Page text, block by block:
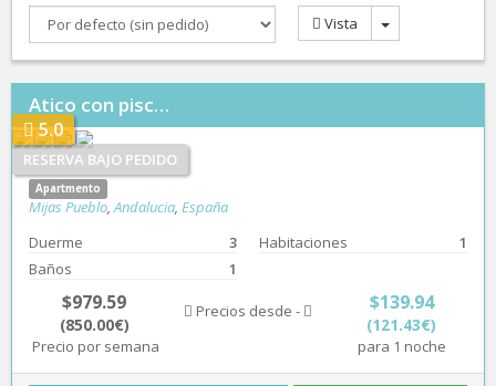
Vista
Atico con pisc…
RESERVA BAJO PEDIDO
5.0
Apartmento
Mijas Pueblo,Andalucia, España
Duerme
3 Habitaciones
1
Baños
1
$979.59
(850.00€)
Precio por semana
Precios desde - $139.94
(121.43€)
para 1 noche